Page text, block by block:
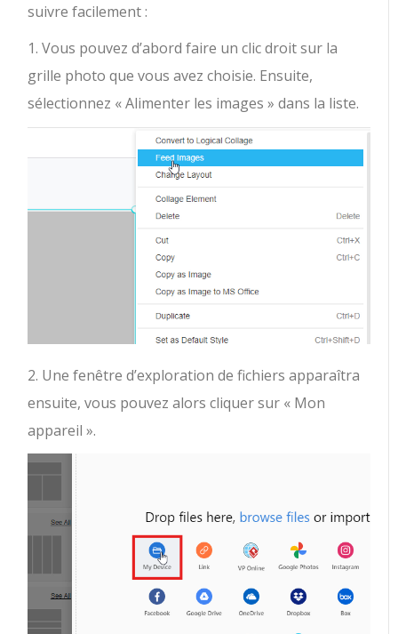
suivre facilement :
1. Vous pouvez d’abord faire un clic droit sur la
grille photo que vous avez choisie. Ensuite,
sélectionnez « Alimenter les images » dans la liste.
2. Une fenêtre d’exploration de fichiers apparaîtra
ensuite, vous pouvez alors cliquer sur « Mon
appareil ».